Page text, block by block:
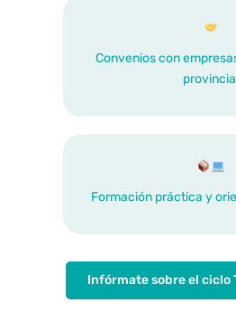
Convenios con
Formación práctica y
Infórmate sobre el ciclo